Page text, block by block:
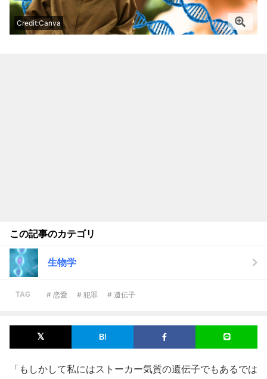
Credit:Canva
この記事のカテゴリ
生物学
TAG # 恋愛 # 犯罪 # 遺伝子
「もしかして私にはストーカー気質の遺伝子でもあるでは